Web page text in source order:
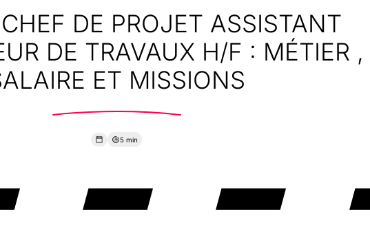
DE PROJET ASSISTANT
DE TRAVAUX H/F : MÉTIER ,
ET MISSIONS
5 min